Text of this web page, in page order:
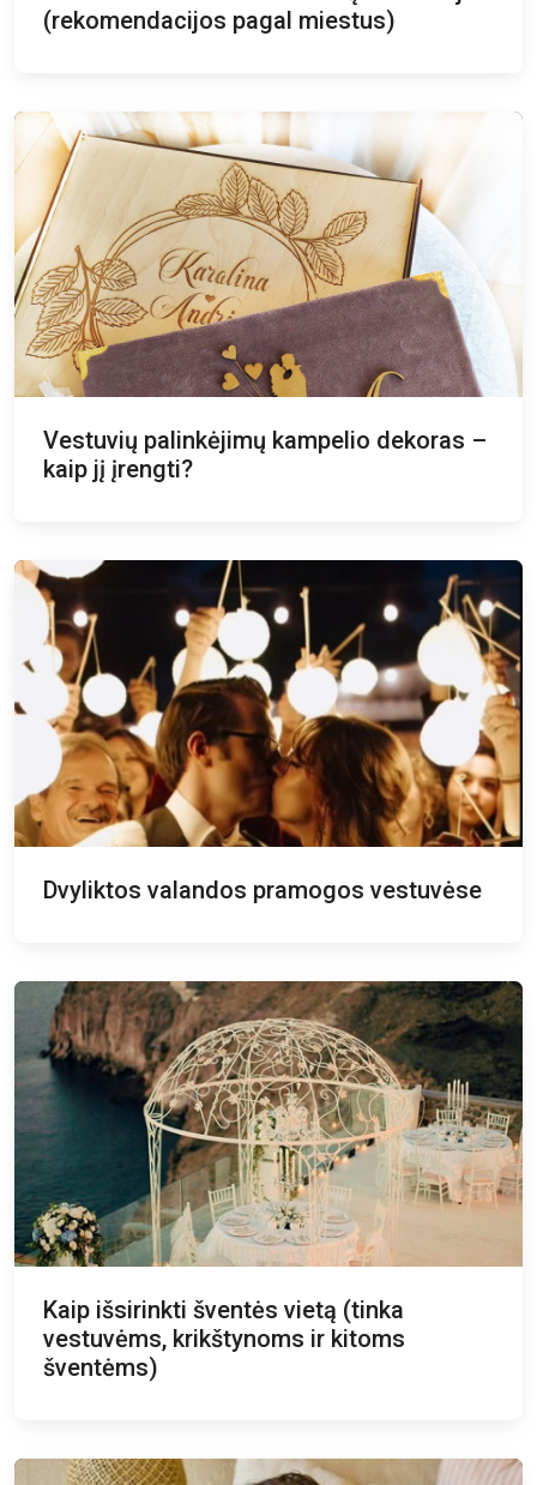
(rekomendacijos pagal miestus)
Vestuvių palinkėjimų kampelio dekoras –
kaip jį įrengti?
Dvyliktos valandos pramogos vestuvėse
Kaip išsirinkti šventės vietą (tinka
vestuvėms, krikštynoms ir kitoms
šventėms)